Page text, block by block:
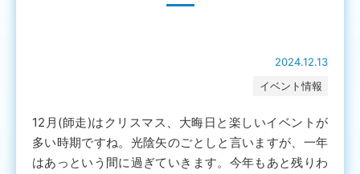
2024.12.13
イベント情報
12月(師走)はクリスマス、大晦日と楽しいイベントが
多い時期ですね。光陰矢のごとしと言いますが、一年
はあっという間に過ぎていきます。今年もあと残りわ